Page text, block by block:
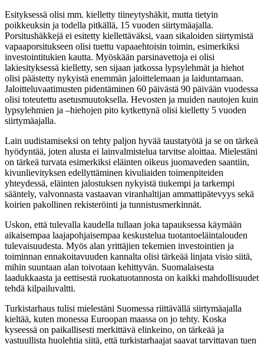
Esityksessä olisi mm. kielletty tiineytyshäkit, mutta tietyin
poikkeuksin ja todella pitkällä, 15 vuoden siirtymäajalla.
Porsitushäkkejä ei esitetty kiellettäväksi, vaan sikaloiden siirtymistä
vapaaporsitukseen olisi tuettu vapaaehtoisin toimin, esimerkiksi
investointitukien kautta. Myöskään parsinavettoja ei olisi
lakiesityksessä kielletty, sen sijaan jatkossa lypsylehmät ja hiehot
olisi päästetty nykyistä enemmän jaloittelemaan ja laiduntamaan.
Jaloitteluvaatimusten pidentäminen 60 päivästä 90 päivään vuodessa
olisi toteutettu asetusmuutoksella. Hevosten ja muiden nautojen kuin
lypsylehmien ja –hiehojen pito kytkettynä olisi kielletty 5 vuoden
siirtymäajalla.
Lain uudistamiseksi on tehty paljon hyvää taustatyötä ja se on tärkeä
hyödyntää, joten alusta ei lainvalmistelua tarvitse aloittaa. Mielestäni
on tärkeä turvata esimerkiksi eläinten oikeus juomaveden saantiin,
kivunlievityksen edellyttäminen kivuliaiden toimenpiteiden
yhteydessä, eläinten jalostuksen nykyistä tiukempi ja tarkempi
sääntely, valvonnasta vastaavan viranhaltijan ammattipätevyys sekä
koirien pakollinen rekisteröinti ja tunnistusmerkinnät.
Uskon, että tulevalla kaudella tullaan joka tapauksessa käymään
aikaisempaa laajapohjaisempaa keskustelua tuotantoeläintalouden
tulevaisuudesta. Myös alan yrittäjien tekemien investointien ja
toiminnan ennakoitavuuden kannalta olisi tärkeää linjata visio siitä,
mihin suuntaan alan toivotaan kehittyvän. Suomalaisesta
laadukkaasta ja eettisestä ruokatuotannosta on kaikki mahdollisuudet
tehdä kilpailuvaltti.
Turkistarhaus tulisi mielestäni Suomessa riittävällä siirtymäajalla
kieltää, kuten monessa Euroopan maassa on jo tehty. Koska
kyseessä on paikallisesti merkittävä elinkeino, on tärkeää ja
vastuullista huolehtia siitä, että turkistarhaajat saavat tarvittavan tuen